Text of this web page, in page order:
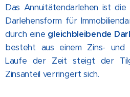
Das Annuitätendarlehen ist
Darlehensform für
durch eine gleichbleibende
besteht aus einem Zins- und
Laufe der Zeit steigt der
Zinsanteil verringert sich.